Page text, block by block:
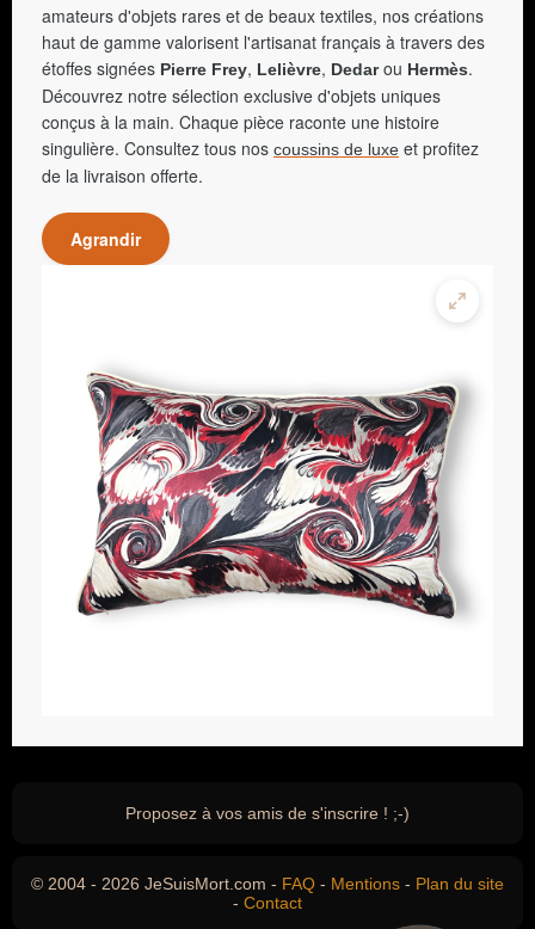
amateurs d'objets rares et de beaux textiles, nos créations
haut de gamme valorisent l'artisanat français à travers des
étoffes signées Pierre Frey, Lelièvre, Dedarou Hermès.
Découvrez notre sélection exclusive d'objets uniques
conçus à la main. Chaque pièce raconte une histoire
singulière. Consultez tous nos coussins de luxe et profitez
de la livraison offerte.
Agrandir
Proposez à vos amis de s'inscrire ! ;-)
© 2004 - 2026 JeSuisMort.com - FAQ - Mentions - Plan du site
- Contact